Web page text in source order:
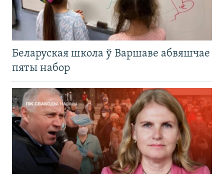
Беларуская школа ў Варшаве абвяшчае
пяты набор